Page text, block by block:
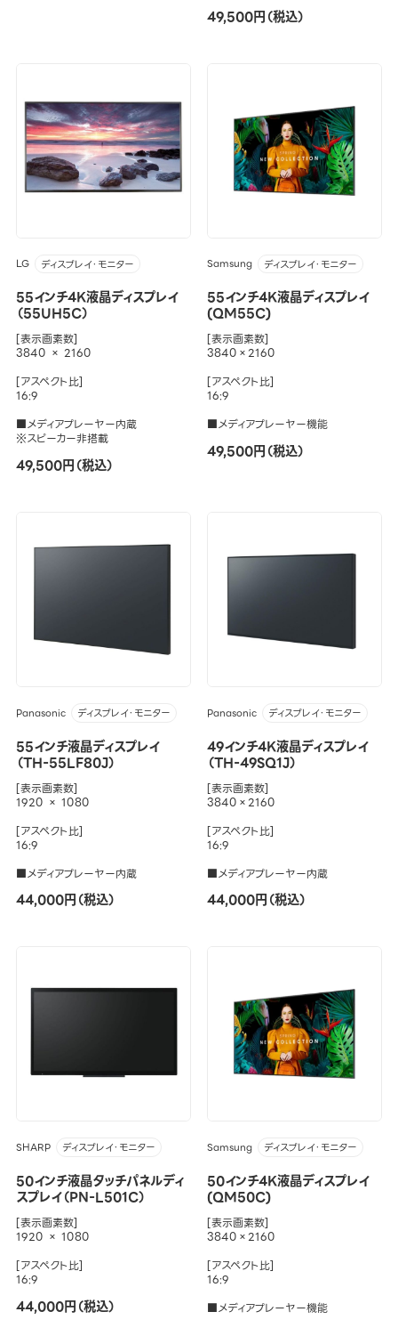
49,500円（税込）
LG ディスプレイ・モニター
55インチ4K液晶ディスプレイ
（55UH5C）
[表示画素数]
3840 × 2160
[アスペクト比]
16:9
■メディアプレーヤー内蔵
※スピーカー非搭載
49,500円（税込）
Samsung ディスプレイ・モニター
55インチ4K液晶ディスプレイ
(QM55C)
[表示画素数]
3840×2160
[アスペクト比]
16:9
■メディアプレーヤー機能
49,500円（税込）
Panasonic ディスプレイ・モニター
55インチ液晶ディスプレイ
（TH-55LF80J）
[表示画素数]
1920 × 1080
[アスペクト比]
16:9
■メディアプレーヤー内蔵
44,000円（税込）
Panasonic ディスプレイ・モニター
49インチ4K液晶ディスプレイ
（TH-49SQ1J）
[表示画素数]
3840×2160
[アスペクト比]
16:9
■メディアプレーヤー内蔵
44,000円（税込）
SHARP ディスプレイ・モニター
50インチ液晶タッチパネルディ
スプレイ（PN-L501C）
[表示画素数]
1920 × 1080
[アスペクト比]
16:9
44,000円（税込）
Samsung ディスプレイ・モニター
50インチ4K液晶ディスプレイ
(QM50C)
[表示画素数]
3840×2160
[アスペクト比]
16:9
■メディアプレーヤー機能